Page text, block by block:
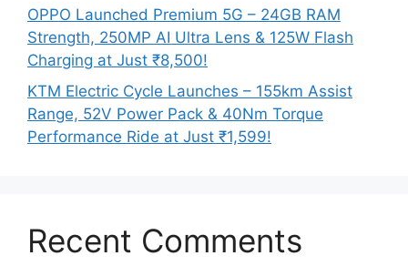
OPPO Launched Premium 5G – 24GB RAM
Strength, 250MP AI Ultra Lens & 125W Flash
Charging at Just ₹8,500!
KTM Electric Cycle Launches – 155km Assist
Range, 52V Power Pack & 40Nm Torque
Performance Ride at Just ₹1,599!
Recent Comments